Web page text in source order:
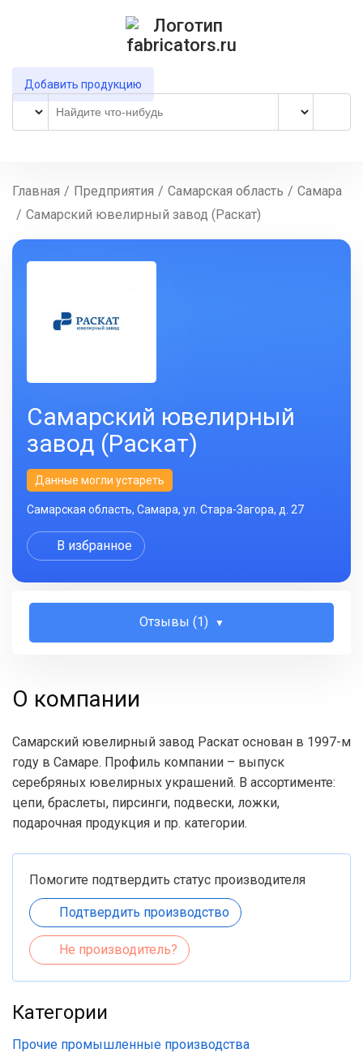
Добавить продукцию
Главная / Предприятия / Самарская область / Самара
/ Самарский ювелирный завод (Раскат)
Самарский ювелирный
завод (Раскат)
Данные могли устареть
Самарская область, Самара, ул. Стара-Загора, д. 27
В избранное
Отзывы (1)
О компании
Самарский ювелирный завод Раскат основан в 1997-м
году в Самаре. Профиль компании – выпуск
серебряных ювелирных украшений. В ассортименте:
цепи, браслеты, пирсинги, подвески, ложки,
подарочная продукция и пр. категории.
Помогите подтвердить статус производителя
Подтвердить производство
Не производитель?
Категории
Прочие промышленные производства